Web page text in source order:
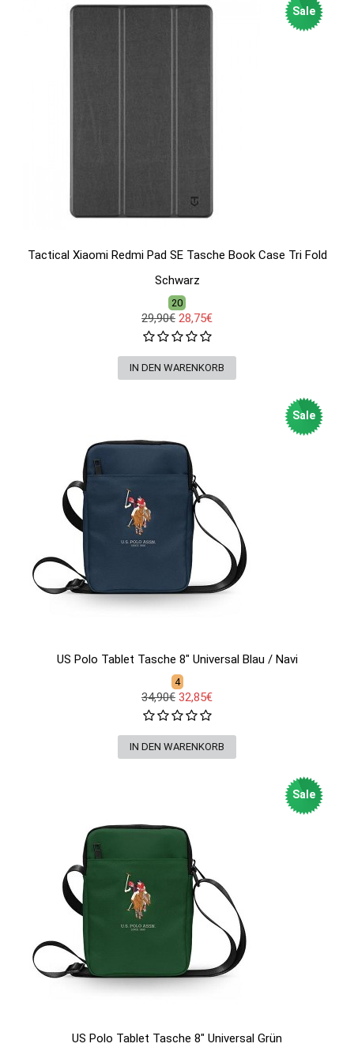
Sale
Tactical Xiaomi Redmi Pad SE Tasche Book Case Tri Fold
Schwarz
20
29,90€ 28,75€
Sale
US Polo Tablet Tasche 8" Universal Blau / Navi
4
34,90€ 32,85€
Sale
US Polo Tablet Tasche 8" Universal Grün